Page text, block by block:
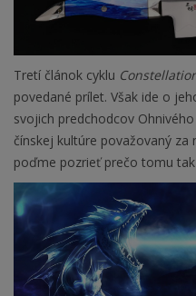
Tretí článok cyklu
povedané prílet. Však ide o
svojich predchodcov
čínskej kultúre považovaný
poďme pozrieť prečo tomu